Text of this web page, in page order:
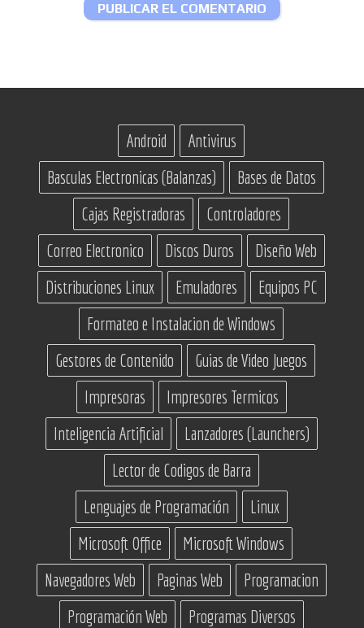
Android
Antivirus
Basculas Electronicas (Balanzas)
Bases de Datos
Cajas Registradoras
Controladores
Correo Electronico
Discos Duros
Diseño Web
Distribuciones Linux
Emuladores
Equipos PC
Formateo e Instalacion de Windows
Gestores de Contenido
Guias de Video Juegos
Impresoras
Impresores Termicos
Inteligencia Artificial
Lanzadores (Launchers)
Lector de Codigos de Barra
Lenguajes de Programación
Linux
Microsoft Office
Microsoft Windows
Navegadores Web
Paginas Web
Programacion
Programación Web
Programas Diversos